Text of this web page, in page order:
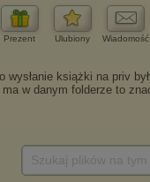
Prezent Ulubiony Wiadomość